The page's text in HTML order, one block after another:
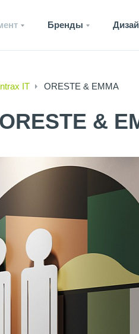
Бренды
IT ORESTE & EMMA
&